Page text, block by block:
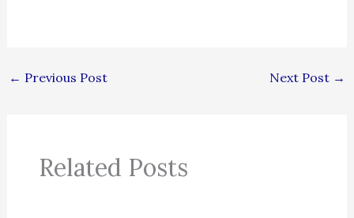
← Previous Post Next Post →
Related Posts